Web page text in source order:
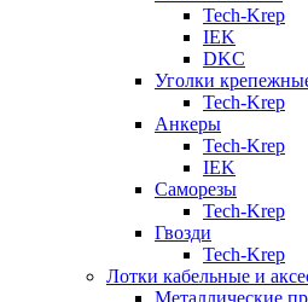
Tech-Krep
IEK
DKC
Уголки
Tech-Krep
Анкеры
Tech-Krep
IEK
Саморезы
Tech-Krep
Гвозди
Tech-Krep
Лотки кабельные и
Металлические